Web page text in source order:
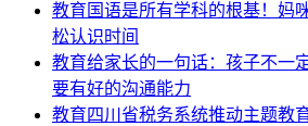
教育 国语是所有学科的根基！妈
松认识时间
教育给家长的一句话：孩子不一
要有好的沟通能力
教育四川省税务系统推动主题教